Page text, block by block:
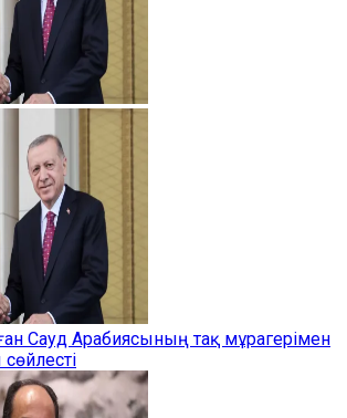
Сауд Арабиясының тақ мұрагерімен